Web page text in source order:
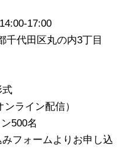
17:00
代田区丸の内3丁目
式
ンライン配信）
500名
フォームよりお申し込